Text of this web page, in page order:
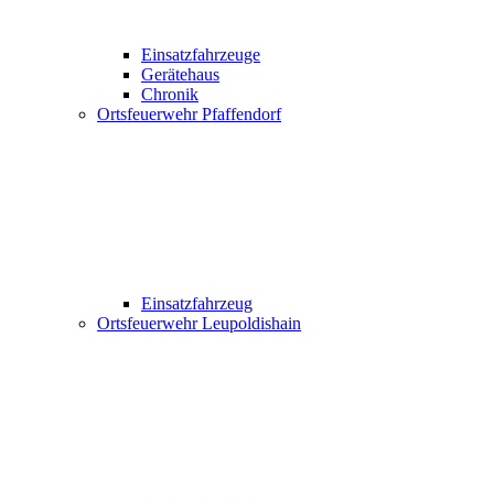
Einsatzfahrzeuge
Gerätehaus
Chronik
Ortsfeuerwehr Pfaffendorf
Einsatzfahrzeug
Ortsfeuerwehr Leupoldishain